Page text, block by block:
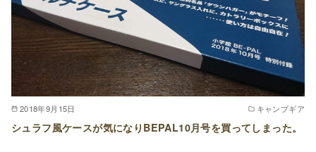
2018年9月15日 キャンプギア
シュラフ風ケースが気になりBEPAL10月号を買ってしまった。